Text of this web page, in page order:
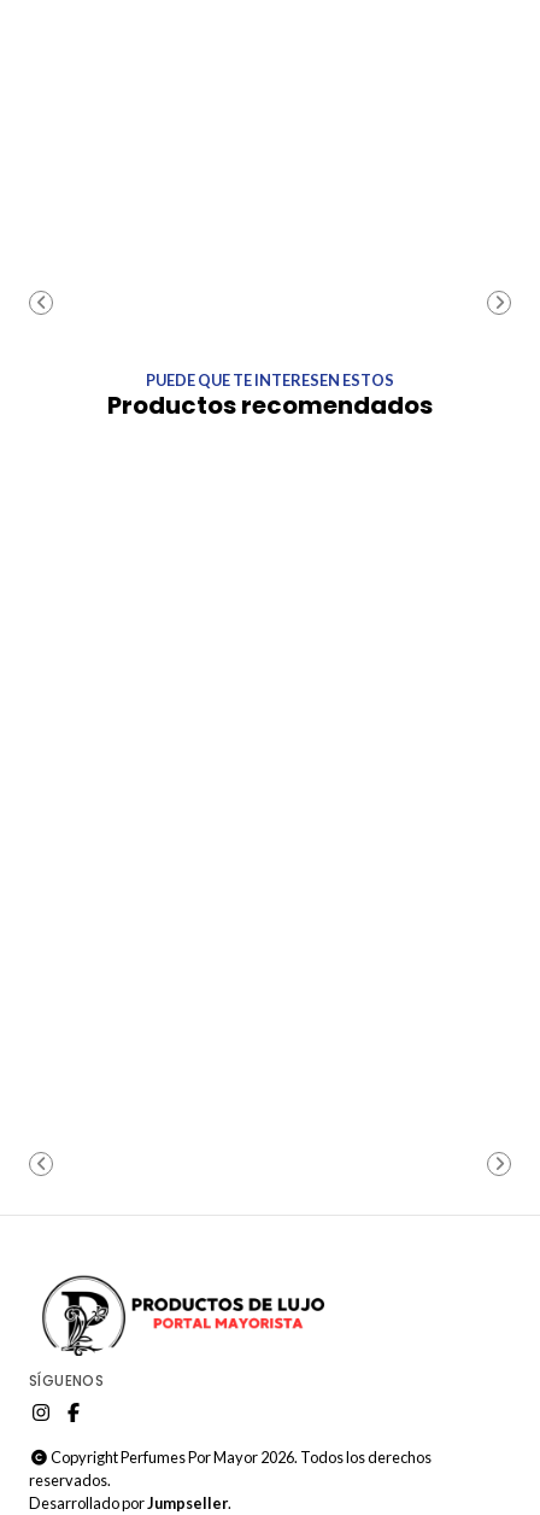
PUEDE QUE TE INTERESEN ESTOS
Productos recomendados
SÍGUENOS
Copyright Perfumes Por Mayor 2026. Todos los derechos
reservados.
Desarrollado porJumpseller.